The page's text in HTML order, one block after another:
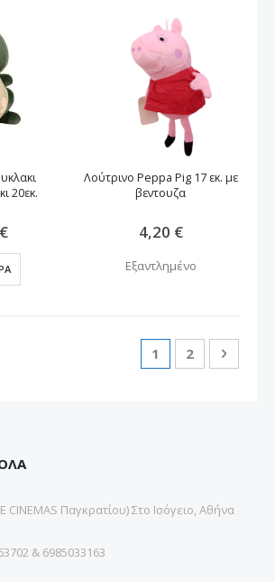
20εκ.
Λούτρινο Peppa Pig 17 εκ. με
βεντουζα
4,20 €
Εξαντλημένο
Σελίδα
Διαβάζετε αυτή
1 Σελίδα
2 Σελίδα
CINEMAS Παγκρατίου) Στο Ισόγειο, Αθήνα
& 6985033163